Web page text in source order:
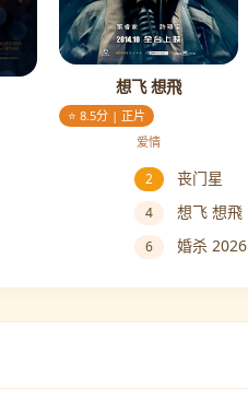
想飞 想飛
⭐ 8.5分 | 正片
爱情
2 丧门星
4 想飞 想飛
6 婚杀 2026